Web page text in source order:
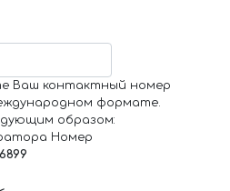
Ваш контактный номер
формате.
образом:
Номер